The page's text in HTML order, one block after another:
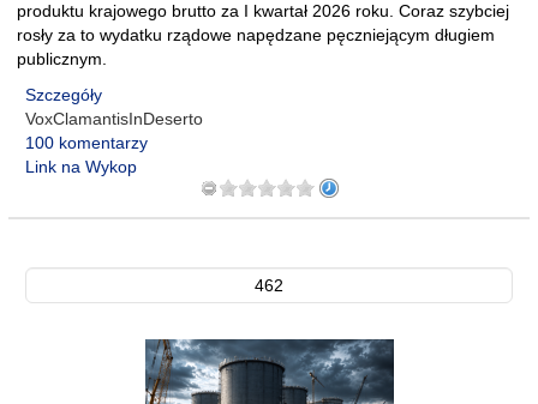
produktu krajowego brutto za I kwartał 2026 roku. Coraz szybciej
rosły za to wydatku rządowe napędzane pęczniejącym długiem
publicznym.
Szczegóły
VoxClamantisInDeserto
100 komentarzy
Link na Wykop
462